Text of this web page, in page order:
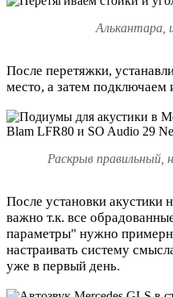
Алькантара,
После перетяжки,
место, а затем подключаем
Раскрыв правильный,
После установки акустики
важно т.к. все
параметры" нужно
настраивать систему
уже в первый день.